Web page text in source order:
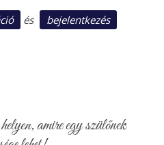
és
bejelentkezés
amire egy szülőnek